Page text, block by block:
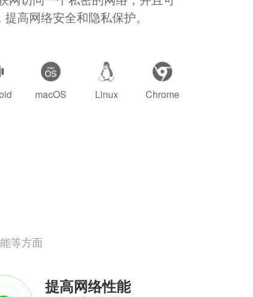
高网络安全和隐私保护。
macOS Linux Chrome
等方面
提高网络性能